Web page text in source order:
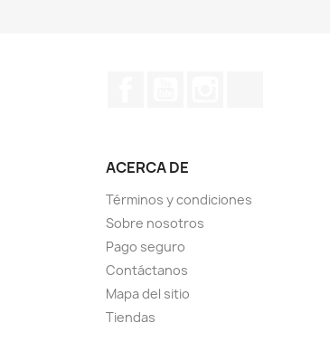
ACERCA DE
Términos y condiciones
Sobre nosotros
Pago seguro
Contáctanos
Mapa del sitio
Tiendas